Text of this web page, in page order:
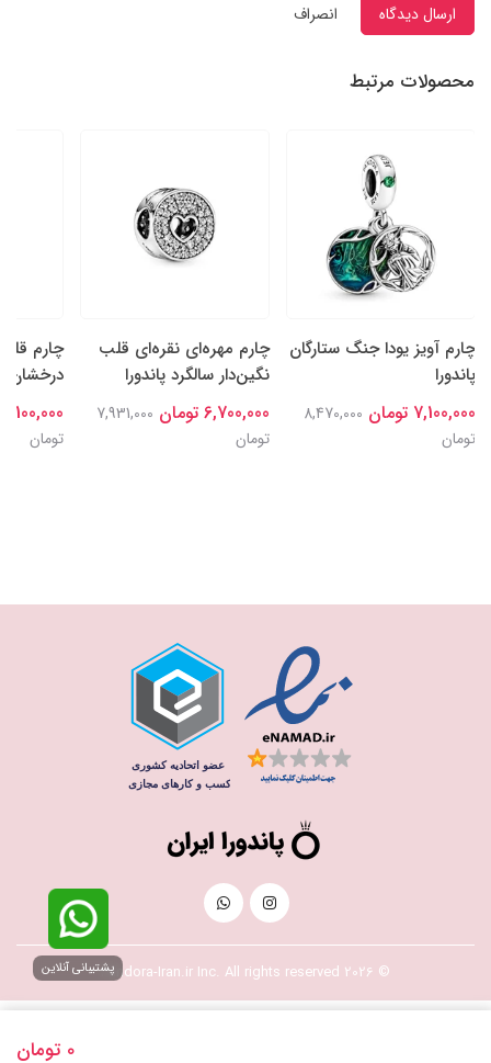
0 تومان
ارسال دیدگاه انصراف
محصولات مرتبط
چارم آویز یودا جنگ ستارگان
پاندورا
7,100,000 تومان
8,470,000
تومان
چارم مهره‌ای نقره‌ای قلب
نگین‌دار سالگرد پاندورا
6,700,000 تومان
7,931,000
تومان
چارم
درخشان
7,100,000 تومان
تومان
© 2026 Pandora-Iran.ir Inc. All rights reserved پشتیبانی آنلاین